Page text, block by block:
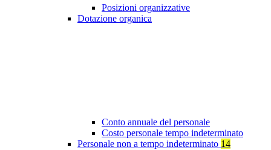
Posizioni organizzative
Dotazione organica
Conto annuale del personale
Costo personale tempo indeterminato
Personale non a tempo indeterminato 14